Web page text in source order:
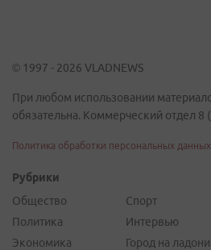
© 1997 - 2026 VLADNEWS
При любом использовании
обязательна. Коммерческий отдел 8
Политика обработки персональных данных
Рубрики
Общество
Политика
Экономика
Спорт
Интервью
Город на ладони